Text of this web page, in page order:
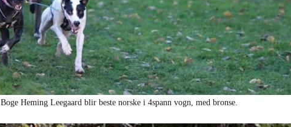
Boge Heming Leegaard blir beste norske i 4spann vogn, med bronse.